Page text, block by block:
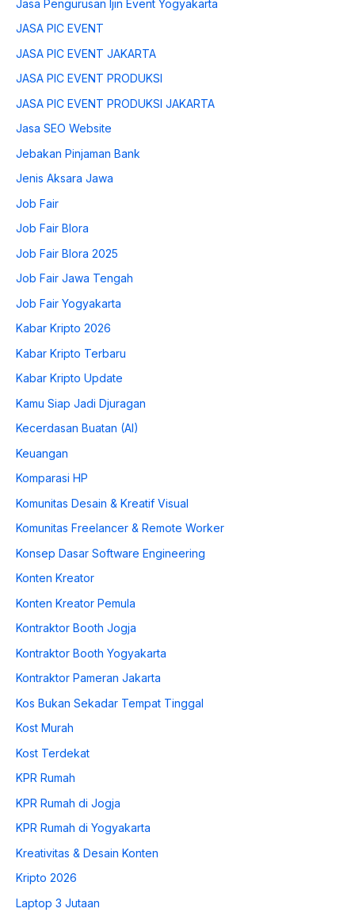
Jasa Pengurusan Ijin Event Yogyakarta
JASA PIC EVENT
JASA PIC EVENT JAKARTA
JASA PIC EVENT PRODUKSI
JASA PIC EVENT PRODUKSI JAKARTA
Jasa SEO Website
Jebakan Pinjaman Bank
Jenis Aksara Jawa
Job Fair
Job Fair Blora
Job Fair Blora 2025
Job Fair Jawa Tengah
Job Fair Yogyakarta
Kabar Kripto 2026
Kabar Kripto Terbaru
Kabar Kripto Update
Kamu Siap Jadi Djuragan
Kecerdasan Buatan (AI)
Keuangan
Komparasi HP
Komunitas Desain & Kreatif Visual
Komunitas Freelancer & Remote Worker
Konsep Dasar Software Engineering
Konten Kreator
Konten Kreator Pemula
Kontraktor Booth Jogja
Kontraktor Booth Yogyakarta
Kontraktor Pameran Jakarta
Kos Bukan Sekadar Tempat Tinggal
Kost Murah
Kost Terdekat
KPR Rumah
KPR Rumah di Jogja
KPR Rumah di Yogyakarta
Kreativitas & Desain Konten
Kripto 2026
Laptop 3 Jutaan